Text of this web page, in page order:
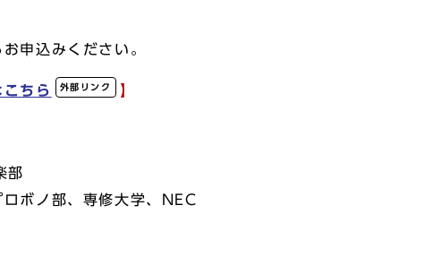
申込みください。
ちら 外部リンク 】
部
ボノ部、専修大学、NEC